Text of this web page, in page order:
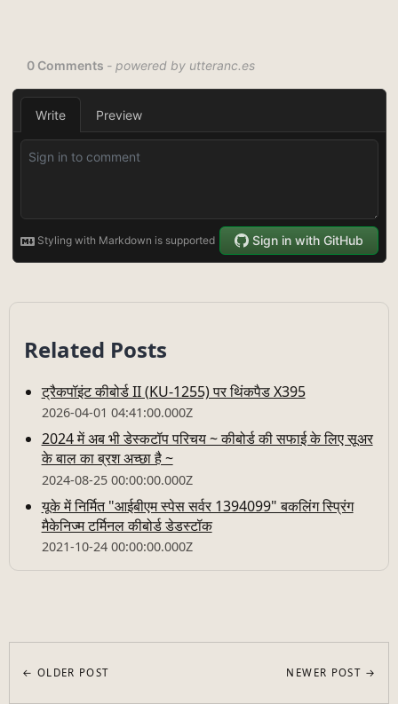
Related Posts
ट्रैकपॉइंट कीबोर्ड II (KU-1255) पर थिंकपैड X395
2026-04-01 04:41:00.000Z
2024 में अब भी डेस्कटॉप परिचय ~ कीबोर्ड की सफाई के लिए सूअर
के बाल का ब्रश अच्छा है ~
2024-08-25 00:00:00.000Z
यूके में निर्मित "आईबीएम स्पेस सर्वर 1394099" बकलिंग स्प्रिंग
मैकेनिज्म टर्मिनल कीबोर्ड डेडस्टॉक
2021-10-24 00:00:00.000Z
← OLDER POST NEWER POST →